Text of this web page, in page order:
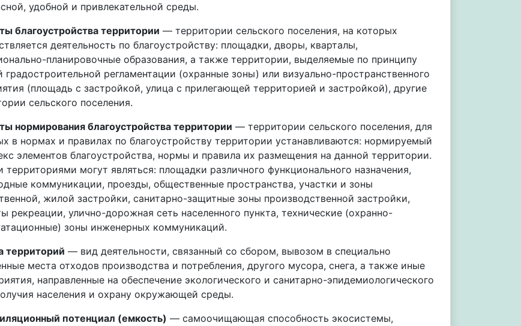
удобной и привлекательной среды.
благоустройства территории — территории сельского поселения, на которых
деятельность по благоустройству: площадки, дворы, кварталы,
планировочные образования, а также территории, выделяемые по принципу
градостроительной регламентации (охранные зоны) или визуально-пространственного
(площадь с застройкой, улица с прилегающей территорией и застройкой), другие
сельского поселения.
нормирования благоустройства территории — территории сельского поселения, для
в нормах и правилах по благоустройству территории устанавливаются: нормируемый
элементов благоустройства, нормы и правила их размещения на данной территории.
территориями могут являться: площадки различного функционального назначения,
коммуникации, проезды, общественные пространства, участки и зоны
жилой застройки, санитарно-защитные зоны производственной застройки,
рекреации, улично-дорожная сеть населенного пункта, технические (охранно-
зоны инженерных коммуникаций.
территорий — вид деятельности, связанный со сбором, вывозом в специально
места отходов производства и потребления, другого мусора, снега, а также иные
направленные на обеспечение экологического и санитарно-эпидемиологического
населения и охрану окружающей среды.
потенциал (емкость) — самоочищающая способность экосистемы,